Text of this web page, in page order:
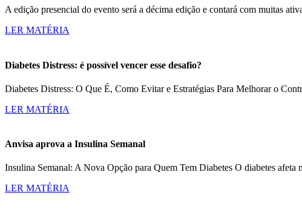
A edição presencial do evento será a décima edição e contará com muitas
LER MATÉRIA
Diabetes Distress: é possível vencer esse desafio?
Diabetes Distress: O Que É, Como Evitar e Estratégias Para Melhorar o
LER MATÉRIA
Anvisa aprova a Insulina Semanal
Insulina Semanal: A Nova Opção para Quem Tem Diabetes O diabetes
LER MATÉRIA